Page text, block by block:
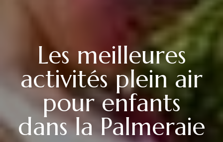
Les meilleures
activités plein air
pour enfants
dans la Palmeraie